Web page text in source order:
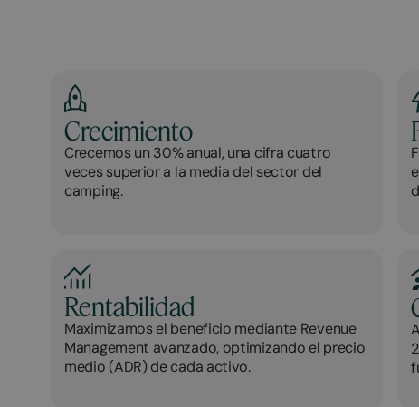
Crecimiento
Crecemos un 30% anual, una cifra cuatro
veces superior a la media del sector del
camping.
Rentabilidad
Maximizamos el beneficio mediante Revenue
Management avanzado, optimizando el precio
medio (ADR) de cada activo.